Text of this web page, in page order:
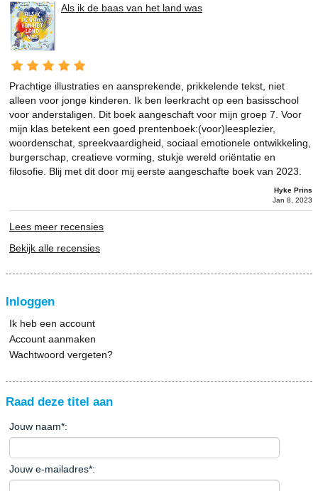
Als ik de baas van het land was
Prachtige illustraties en aansprekende, prikkelende tekst, niet
alleen voor jonge kinderen. Ik ben leerkracht op een basisschool
voor anderstaligen. Dit boek aangeschaft voor mijn groep 7. Voor
mijn klas betekent een goed prentenboek:(voor)leesplezier,
woordenschat, spreekvaardigheid, sociaal emotionele ontwikkeling,
burgerschap, creatieve vorming, stukje wereld oriëntatie en
filosofie. Blij met dit door mij eerste aangeschafte boek van 2023.
Hyke Prins
Jan 8, 2023
Lees meer recensies
Bekijk alle recensies
Inloggen
Ik heb een account
Account aanmaken
Wachtwoord vergeten?
Raad deze titel aan
Jouw naam*:
Jouw e-mailadres*: